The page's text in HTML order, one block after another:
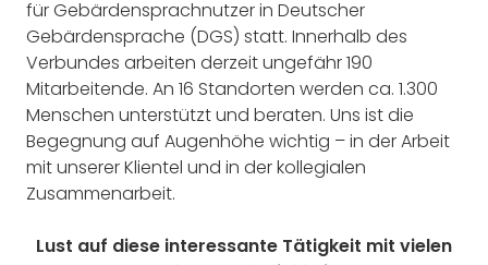
für Gebärdensprachnutzer in Deutscher
Gebärdensprache (DGS) statt. Innerhalb des
Verbundes arbeiten derzeit ungefähr 190
Mitarbeitende. An 16 Standorten werden ca. 1.300
Menschen unterstützt und beraten. Uns ist die
Begegnung auf Augenhöhe wichtig –in der Arbeit
mit unsererKlientel und in derkollegialen
Zusammenarbeit.
Lust auf diese interessante Tätigkeit mit vielen